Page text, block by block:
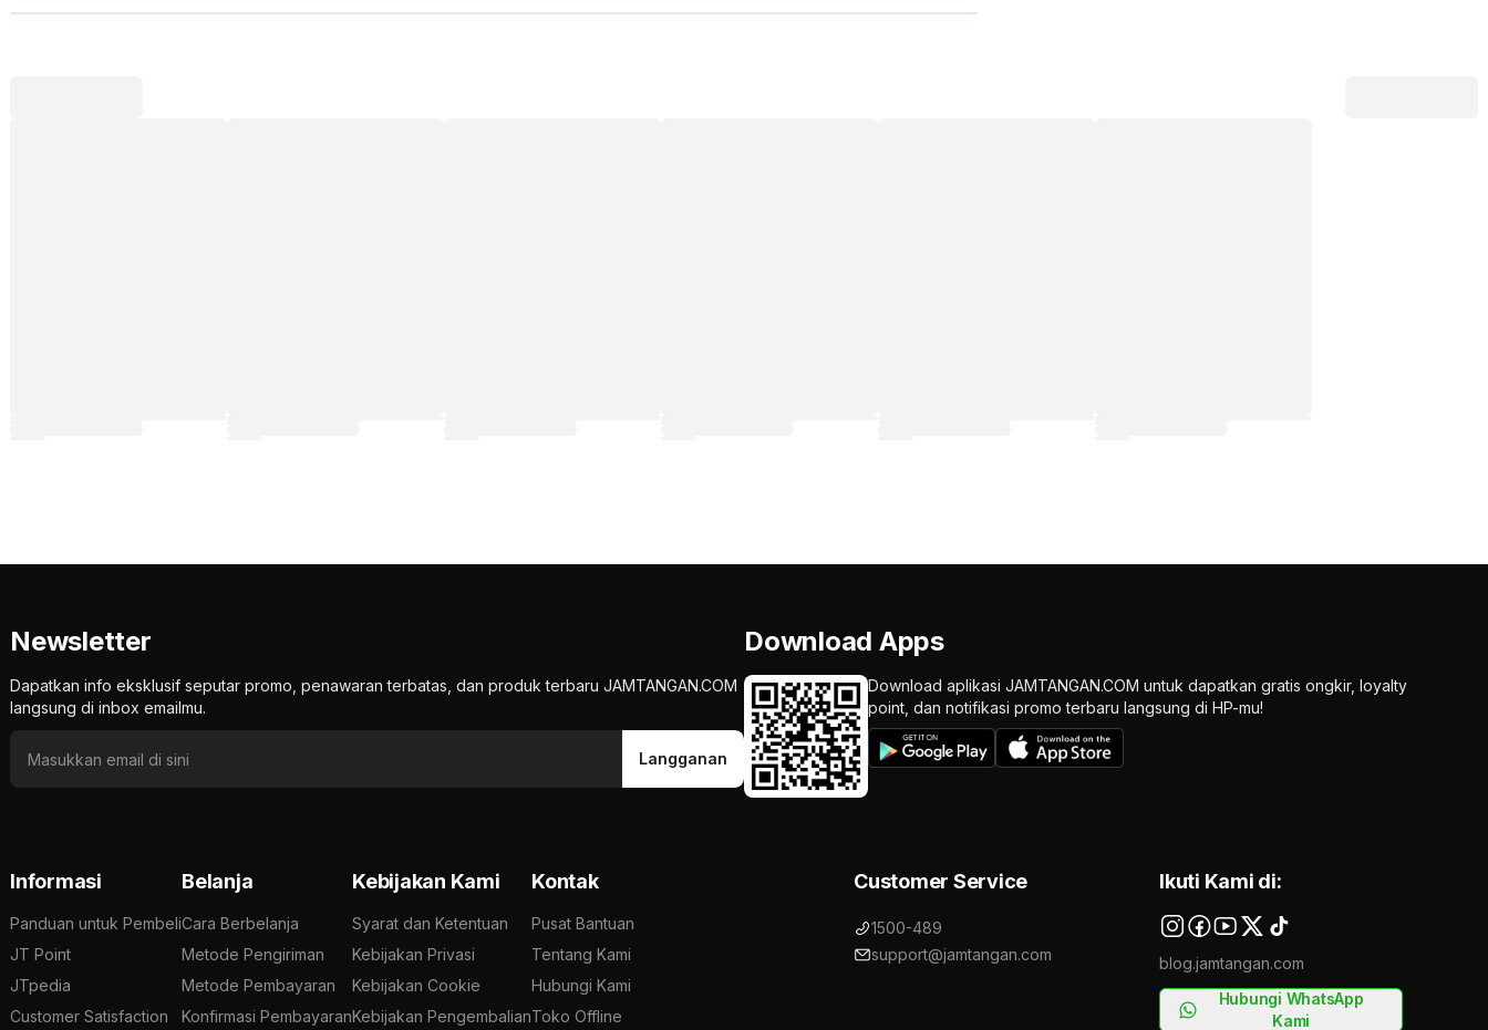
Newsletter
Dapatkan info eksklusif seputar promo, penawaran terbatas, dan produk terbaru JAMTANGAN.COM
langsung di inbox emailmu.
Langganan
Download Apps
Download aplikasi JAMTANGAN.COM untuk dapatkan gratis ongkir, loyalty
point, dan notifikasi promo terbaru langsung di HP-mu!
Informasi
Panduan untuk Pembeli
JT Point
JTpedia
Customer Satisfaction
Belanja
Cara Berbelanja
Metode Pengiriman
Metode Pembayaran
Konfirmasi Pembayaran
Kebijakan Kami
Syarat dan Ketentuan
Kebijakan Privasi
Kebijakan Cookie
Kebijakan Pengembalian
Kontak
Pusat Bantuan
Tentang Kami
Hubungi Kami
Toko Offline
Customer Service
1500-489
support@jamtangan.com
Ikuti Kami di:
blog.jamtangan.com
Hubungi WhatsApp
Kami